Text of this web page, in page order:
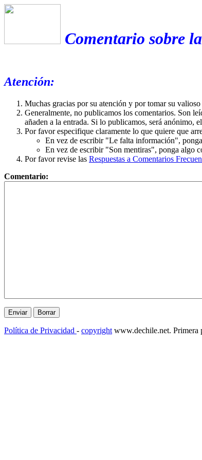
Comentario sobre
Atención:
Muchas gracias por su atención y por tomar su
Generalmente, no publicamos los comentarios. Son
añaden a la entrada. Si lo publicamos, será anónimo,
Por favor especifique claramente lo que quiere que
En vez de escribir "Le falta información",
En vez de escribir "Son mentiras", ponga algo
Por favor revise las Respuestas a Comentarios
Comentario:
Política de Privacidad - copyright www.dechile.net. Primera